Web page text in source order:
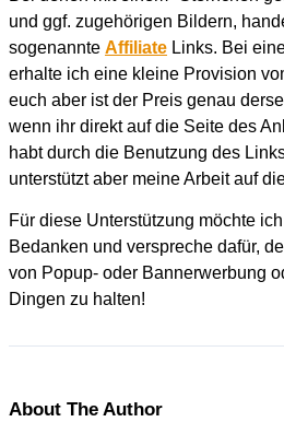
und ggf. zugehörigen Bildern,
sogenannte Affiliate Links. Bei
erhalte ich eine kleine Provision
euch aber ist der Preis genau
wenn ihr direkt auf die Seite des
habt durch die Benutzung des
unterstützt aber meine Arbeit auf
Für diese Unterstützung möchte
Bedanken und verspreche dafür,
von Popup- oder Bannerwerbung
Dingen zu halten!
About The Author